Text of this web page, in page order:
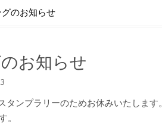
のお知らせ
お知らせ
ンプラリーのためお休みいたします。
。